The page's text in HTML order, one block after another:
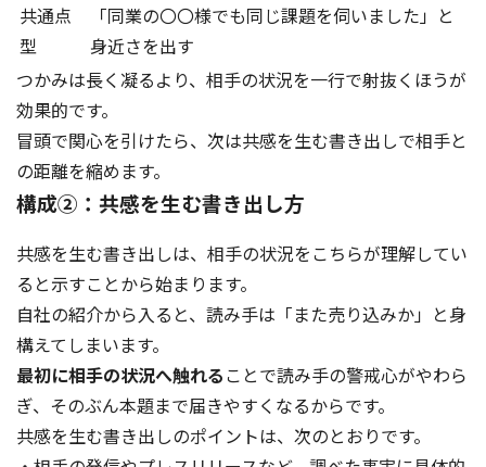
共通点
型
「同業の〇〇様でも同じ課題を伺いました」と
身近さを出す
つかみは長く凝るより、相手の状況を一行で射抜くほうが
効果的です。
冒頭で関心を引けたら、次は共感を生む書き出しで相手と
の距離を縮めます。
構成②：共感を生む書き出し方
共感を生む書き出しは、相手の状況をこちらが理解してい
ると示すことから始まります。
自社の紹介から入ると、読み手は「また売り込みか」と身
構えてしまいます。
最初に相手の状況へ触れる ことで読み手の警戒心がやわら
ぎ、そのぶん本題まで届きやすくなるからです。
共感を生む書き出しのポイントは、次のとおりです。